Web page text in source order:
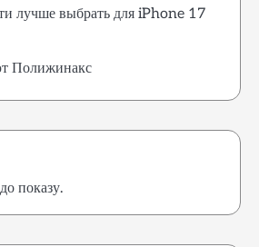
лучше выбрать для iPhone 17
Полижинакс
показу.